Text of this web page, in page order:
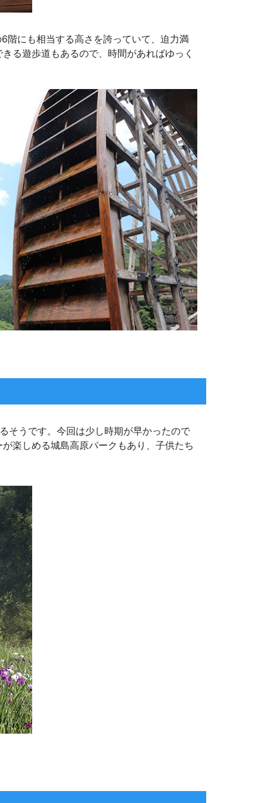
階にも相当する高さを誇っていて、迫力満
る遊歩道もあるので、時間があればゆっく
そうです。今回は少し時期が早かったので
楽しめる城島高原パークもあり、子供たち